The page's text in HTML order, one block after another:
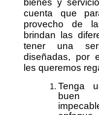
bienes y
cuenta que
provecho de
brindan las
tener una
diseñadas, por
les queremos
Tenga
buen